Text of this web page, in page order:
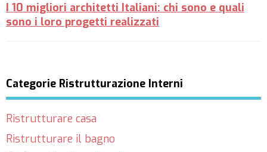
I 10 migliori architetti Italiani: chi sono e quali
sono i loro progetti realizzati
Categorie Ristrutturazione Interni
Ristrutturare casa
Ristrutturare il bagno